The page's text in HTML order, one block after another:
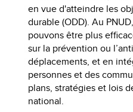
en vue d'atteindre les
durable (ODD). Au
pouvons être plus
sur la prévention ou
déplacements, et en
personnes et des
plans, stratégies et lois
national.